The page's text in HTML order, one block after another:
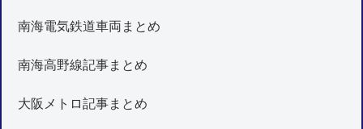
南海電気鉄道車両まとめ
南海高野線記事まとめ
大阪メトロ記事まとめ